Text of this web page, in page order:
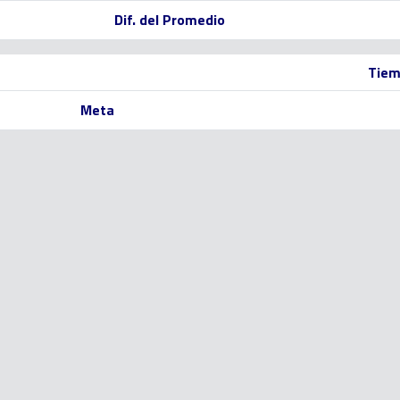
Dif. del Promedio
Meta